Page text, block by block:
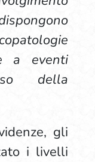
a eventi
della
gli
i livelli